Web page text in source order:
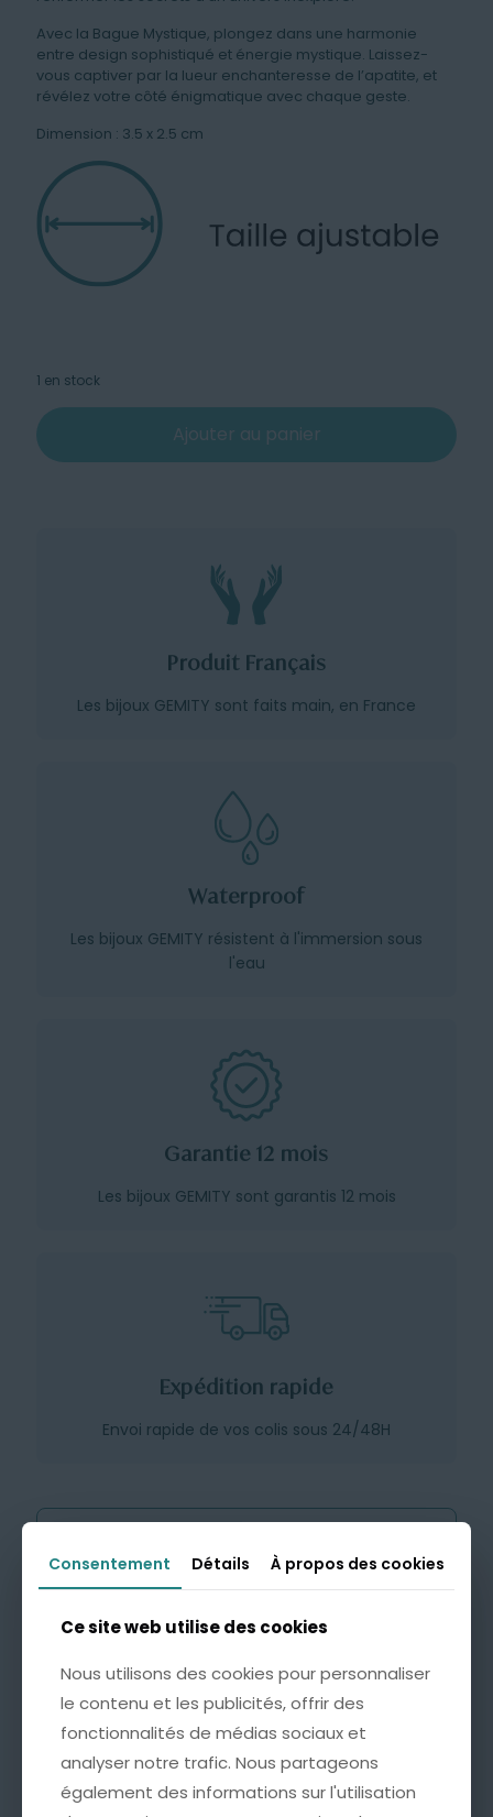
Avec la Bague Mystique, plongez dans une harmonie
entre design sophistiqué et énergie mystique. Laissez-
vous captiver par la lueur enchanteresse de l’apatite, et
révélez votre côté énigmatique avec chaque geste.
Dimension : 3.5 x 2.5 cm
1 en stock
Ajouter au panier
Produit Français
Les bijoux GEMITY sont faits main, en France
Waterproof
Les bijoux GEMITY résistent à l'immersion sous
l'eau
Garantie 12 mois
Les bijoux GEMITY sont garantis 12 mois
Expédition rapide
Envoi rapide de vos colis sous 24/48H
Emballage Cadeau avec
Carte Personnalisée
4,99 €
Consentement Détails À propos des cookies
Ce site web utilise des cookies
Nous utilisons des cookies pour personnaliser
le contenu et les publicités, offrir des
fonctionnalités de médias sociaux et
analyser notre trafic. Nous partageons
également des informations sur l'utilisation
Consentement Détails À propos des cookies
Ce site web utilise des cookies
Nous utilisons des cookies pour personnaliser
le contenu et les publicités, offrir des
fonctionnalités de médias sociaux et
analyser notre trafic. Nous partageons
également des informations sur l'utilisation